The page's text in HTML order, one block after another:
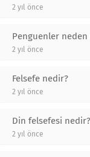
2 yıl önce
Penguenler neden
2 yıl önce
Felsefe nedir?
2 yıl önce
Din felsefesi nedir?
2 yıl önce